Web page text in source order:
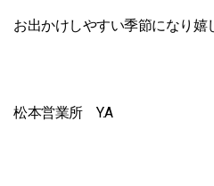
お出かけしやすい季節になり嬉
松本営業所 Y.A